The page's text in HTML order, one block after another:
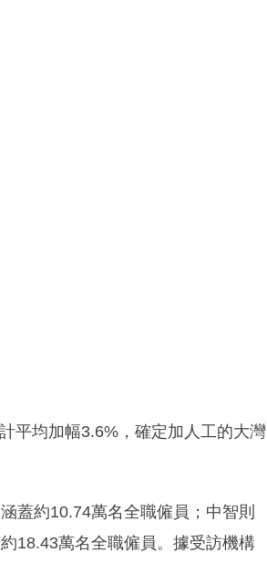
平均加幅3.6%，確定加人工的大灣
蓋約10.74萬名全職僱員；中智則
18.43萬名全職僱員。據受訪機構